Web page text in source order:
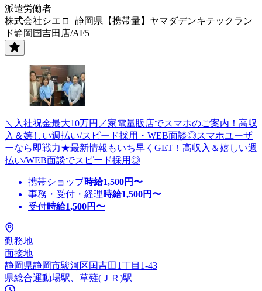
派遣労働者
株式会社シエロ_静岡県【携帯量】ヤマダデンキテックラン
ド静岡国吉田店/AF5
＼入社祝金最大10万円／家電量販店でスマホのご案内！高収
入＆嬉しい週払い/スピード採用・WEB面談◎スマホユーザ
ーなら即戦力★最新情報もいち早くGET！高収入＆嬉しい週
払い/WEB面談でスピード採用◎
携帯ショップ時給1,500円〜
事務・受付・経理時給1,500円〜
受付時給1,500円〜
勤務地
面接地
静岡県静岡市駿河区国吉田1丁目1-43
県総合運動場駅、草薙(ＪＲ)駅